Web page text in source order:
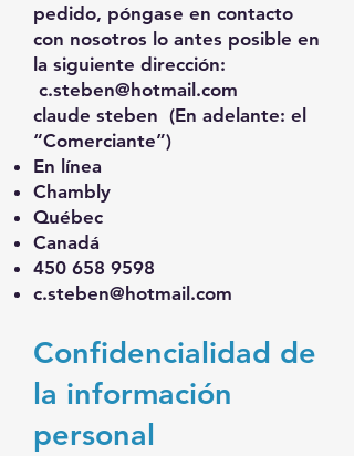
pedido, póngase en contacto
con nosotros lo antes posible en
la siguiente dirección:
c.steben@hotmail.com
claude steben (En adelante: el
“Comerciante”)
En línea
Chambly
Québec
Canadá
450 658 9598
c.steben@hotmail.com
Confidencialidad de
la información
personal